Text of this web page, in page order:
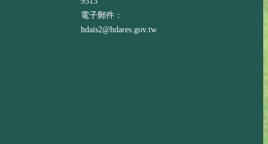
電子郵件：
hdais2@hdares.gov.tw